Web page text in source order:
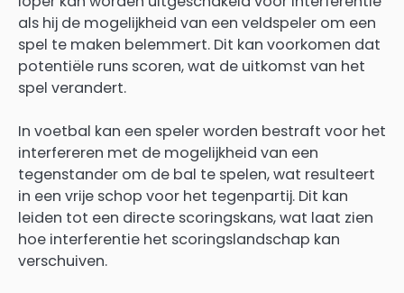
als hij de mogelijkheid van een veldspeler om een
spel te maken belemmert. Dit kan voorkomen dat
potentiële runs scoren, wat de uitkomst van het
spel verandert.
In voetbal kan een speler worden bestraft voor het
interfereren met de mogelijkheid van een
tegenstander om de bal te spelen, wat resulteert
in een vrije schop voor het tegenpartij. Dit kan
leiden tot een directe scoringskans, wat laat zien
hoe interferentie het scoringslandschap kan
verschuiven.